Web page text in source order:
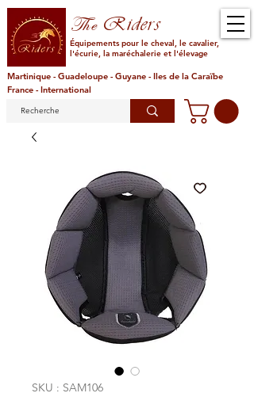
TheRiders
Équipements pour le cheval, le cavalier,
l'écurie, la maréchalerie et l'élevage
Martinique - Guadeloupe - Guyane - Iles de la Caraïbe
France - International
SKU : SAM106